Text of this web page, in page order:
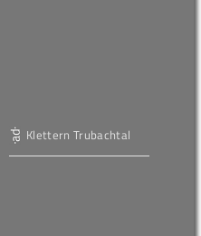
Klettern Trubachtal